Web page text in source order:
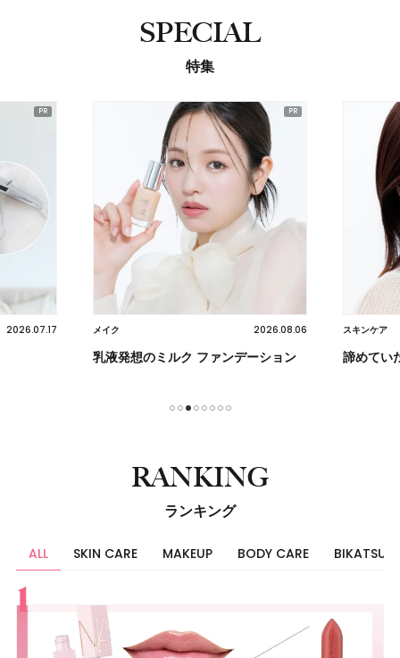
SPECIAL
特集
2026.07.17 メイク 2026.08.06
乳液発想のミルク ファンデーション
スキンケア
諦めてい
RANKING
ランキング
ALL SKIN CARE MAKEUP BODY CARE BIKATSU
すべて
スキンケア
メイク
ボディケア
美活
ヘア
ライフスタイル
ビューティーズ